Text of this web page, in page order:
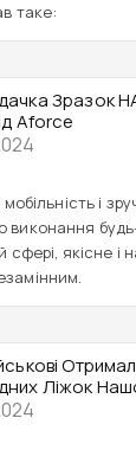
таке:
Зразок
Aforce
і
виконання
сфері, якісне і
Ліжок